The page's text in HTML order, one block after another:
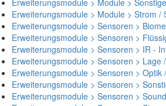
Erweiterungsmodule > Module > Sonstige
Erweiterungsmodule > Module > Strom /
Erweiterungsmodule > Sensoren >
Erweiterungsmodule > Sensoren >
Erweiterungsmodule > Sensoren > IR -
Erweiterungsmodule > Sensoren > Lage
Erweiterungsmodule > Sensoren > Optik
Erweiterungsmodule > Sensoren >
Erweiterungsmodule > Sensoren >